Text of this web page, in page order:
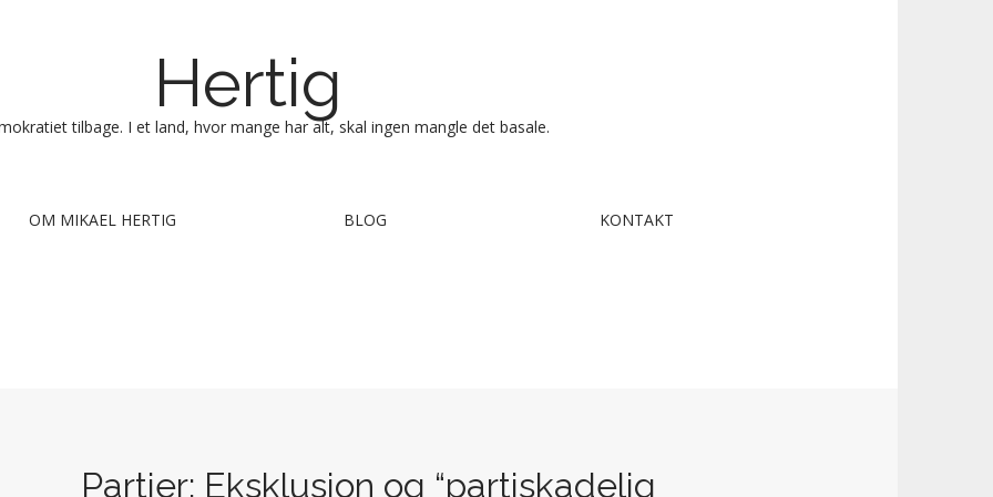
Hertig
tilbage. I et land, hvor mange har alt, skal ingen mangle det basale.
OM MIKAEL HERTIG BLOG KONTAKT
Partier: Eksklusion og “partiskadelig